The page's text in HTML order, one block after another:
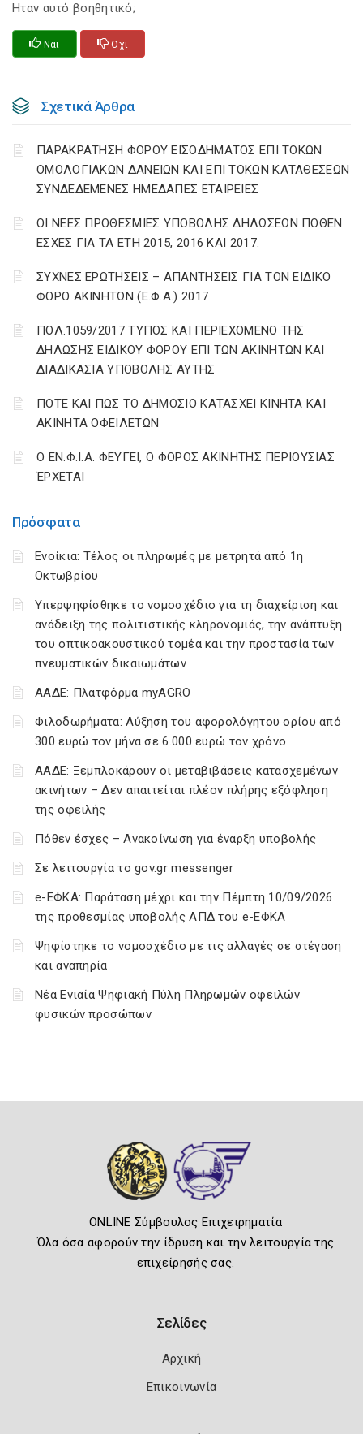
Πρόσφατα
Ενοίκια: Τέλος οι πληρωμές με μετρητά από 1η
Οκτωβρίου
Υπερψηφίσθηκε το νομοσχέδιο για τη διαχείριση και
ανάδειξη της πολιτιστικής κληρονομιάς, την ανάπτυξη
του οπτικοακουστικού τομέα και την προστασία των
πνευματικών δικαιωμάτων
ΑΑΔΕ: Πλατφόρμα myAGRO
Φιλοδωρήματα: Αύξηση του αφορολόγητου ορίου από
300 ευρώ τον μήνα σε 6.000 ευρώ τον χρόνο
ΑΑΔΕ: Ξεμπλοκάρουν οι μεταβιβάσεις κατασχεμένων
ακινήτων – Δεν απαιτείται πλέον πλήρης εξόφληση
της οφειλής
Πόθεν έσχες – Ανακοίνωση για έναρξη υποβολής
Σε λειτουργία το gov.gr messenger
e-ΕΦΚΑ: Παράταση μέχρι και την Πέμπτη 10/09/2026
της προθεσμίας υποβολής ΑΠΔ του e-ΕΦΚΑ
Ψηφίστηκε το νομοσχέδιο με τις αλλαγές σε στέγαση
και αναπηρία
Νέα Ενιαία Ψηφιακή Πύλη Πληρωμών οφειλών
φυσικών προσώπων
Ηταν αυτό βοηθητικό;
Ναι Οχι
Σχετικά Άρθρα
ΠΑΡΑΚΡΑΤΗΣΗ ΦΟΡΟΥ ΕΙΣΟΔΗΜΑΤΟΣ ΕΠΙ ΤΟΚΩΝ
ΟΜΟΛΟΓΙΑΚΩΝ ΔΑΝΕΙΩΝ ΚΑΙ ΕΠΙ ΤΟΚΩΝ ΚΑΤΑΘΕΣΕΩΝ
ΣΥΝΔΕΔΕΜΕΝΕΣ ΗΜΕΔΑΠΕΣ ΕΤΑΙΡΕΙΕΣ
ΟΙ ΝΕΕΣ ΠΡΟΘΕΣΜΙΕΣ ΥΠΟΒΟΛΗΣ ΔΗΛΩΣΕΩΝ ΠΟΘΕΝ
ΕΣΧΕΣ ΓΙΑ ΤΑ ΕΤΗ 2015, 2016 ΚΑΙ 2017.
ΣΥΧΝΕΣ ΕΡΩΤΗΣΕΙΣ – ΑΠΑΝΤΗΣΕΙΣ ΓΙΑ ΤΟΝ ΕΙΔΙΚΟ
ΦΟΡΟ ΑΚΙΝΗΤΩΝ (Ε.Φ.Α.) 2017
ΠΟΛ.1059/2017 ΤΥΠΟΣ ΚΑΙ ΠΕΡΙΕΧΟΜΕΝΟ ΤΗΣ
ΔΗΛΩΣΗΣ ΕΙΔΙΚΟΥ ΦΟΡΟΥ ΕΠΙ ΤΩΝ ΑΚΙΝΗΤΩΝ ΚΑΙ
ΔΙΑΔΙΚΑΣΙΑ ΥΠΟΒΟΛΗΣ ΑΥΤΗΣ
ΠΟΤΕ ΚΑΙ ΠΩΣ ΤΟ ΔΗΜΟΣΙΟ ΚΑΤΑΣΧΕΙ ΚΙΝΗΤΑ ΚΑΙ
ΑΚΙΝΗΤΑ ΟΦΕΙΛΕΤΩΝ
Ο ΕΝ.Φ.Ι.Α. ΦΕΥΓΕΙ, Ο ΦΟΡΟΣ ΑΚΙΝΗΤΗΣ ΠΕΡΙΟΥΣΙΑΣ
ΈΡΧΕΤΑΙ
ONLINE Σύμβουλος Επιχειρηματία
Όλα όσα αφορούν την ίδρυση και την λειτουργία της
επιχείρησής σας.
Σελίδες
Αρχική
Επικοινωνία